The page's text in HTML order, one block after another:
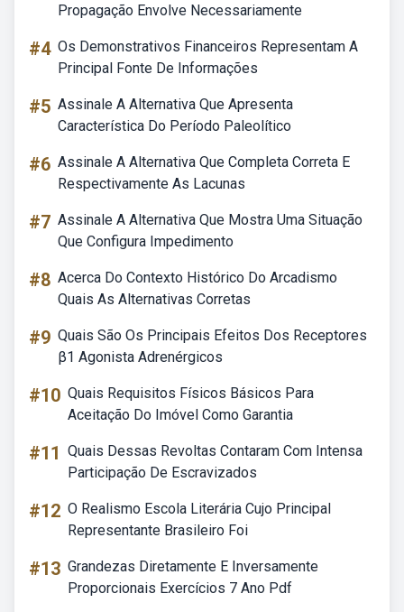
Propagação Envolve Necessariamente
#4 Os Demonstrativos Financeiros Representam A
Principal Fonte De Informações
#5 Assinale A Alternativa Que Apresenta
Característica Do Período Paleolítico
#6 Assinale A Alternativa Que Completa Correta E
Respectivamente As Lacunas
#7 Assinale A Alternativa Que Mostra Uma Situação
Que Configura Impedimento
#8 Acerca Do Contexto Histórico Do Arcadismo
Quais As Alternativas Corretas
#9 Quais São Os Principais Efeitos Dos Receptores
β1 Agonista Adrenérgicos
#10 Quais Requisitos Físicos Básicos Para
Aceitação Do Imóvel Como Garantia
#11 Quais Dessas Revoltas Contaram Com Intensa
Participação De Escravizados
#12 O Realismo Escola Literária Cujo Principal
Representante Brasileiro Foi
#13 Grandezas Diretamente E Inversamente
Proporcionais Exercícios 7 Ano Pdf